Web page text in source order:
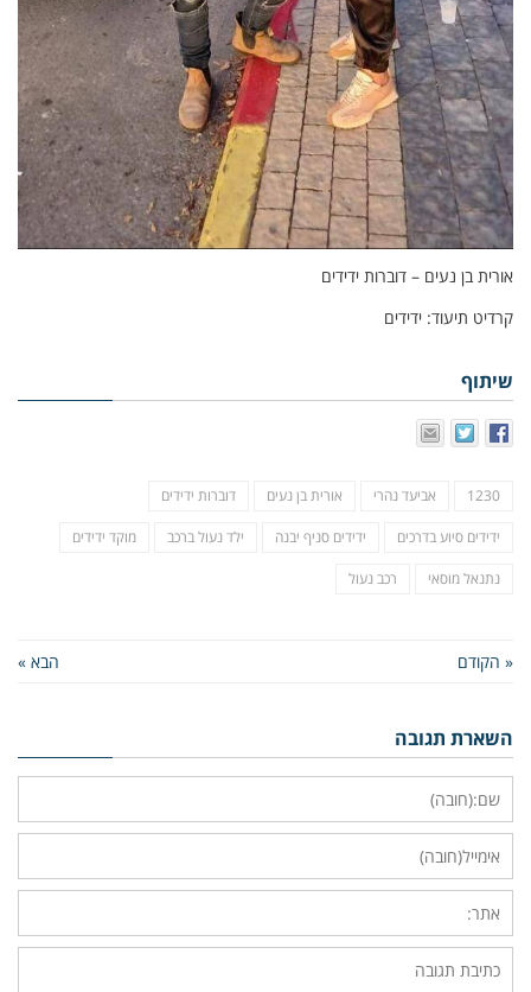
אורית בן נעים – דוברות ידידים
קרדיט תיעוד: ידידים
שיתוף
1230 אביעד נהרי אורית בן נעים דוברות ידידים
ידידים סיוע בדרכים ידידים סניף יבנה ילד נעול ברכב מוקד ידידים
נתנאל מוסאי רכב נעול
« הקודם הבא »
השארת תגובה